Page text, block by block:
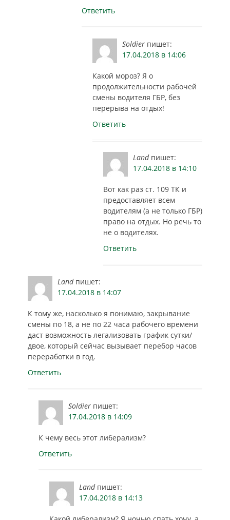
Ответить
Soldier пишет:
17.04.2018 в 14:06
Какой мороз? Я о
продолжительности рабочей
смены водителя ГБР, без
перерыва на отдых!
Ответить
Land пишет:
17.04.2018 в 14:10
Вот как раз ст. 109 ТК и
предоставляет всем
водителям (а не только ГБР)
право на отдых. Но речь то
не о водителях.
Ответить
Land пишет:
17.04.2018 в 14:07
К тому же, насколько я понимаю, закрывание
смены по 18, а не по 22 часа рабочего времени
даст возможность легализовать график сутки/
двое, который сейчас вызывает перебор часов
переработки в год.
Ответить
Soldier пишет:
17.04.2018 в 14:09
К чему весь этот либерализм?
Ответить
Land пишет:
17.04.2018 в 14:13